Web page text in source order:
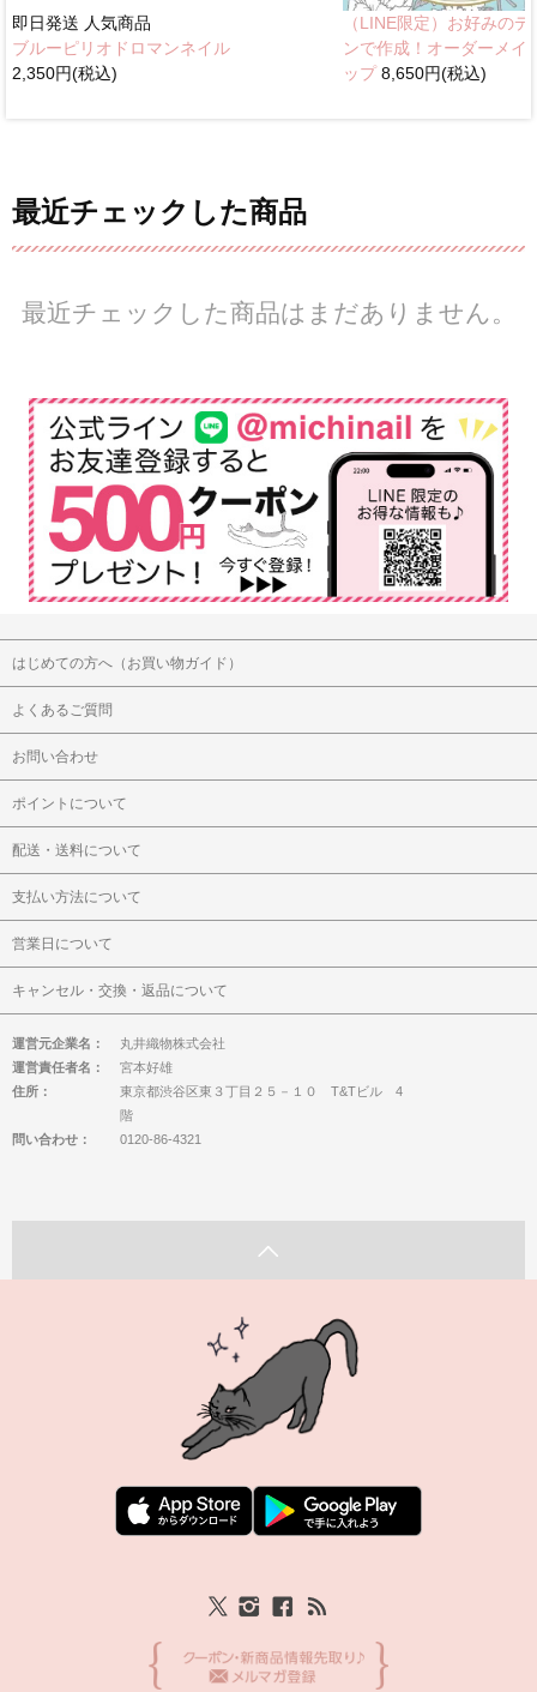
即日発送 人気商品
ブルーピリオドロマンネイル
2,350円(税込)
（LINE限定）お好みのデ
ンで作成！オーダーメイ
ップ8,650円(税込)
最近チェックした商品
最近チェックした商品はまだありません。
はじめての方へ（お買い物ガイド）
よくあるご質問
お問い合わせ
ポイントについて
配送・送料について
支払い方法について
営業日について
キャンセル・交換・返品について
運営元企業名：
丸井織物株式会社
運営責任者名：
宮本好雄
住所：
東京都渋谷区東３丁目２５－１０ T&Tビル 4
階
問い合わせ：
0120-86-4321